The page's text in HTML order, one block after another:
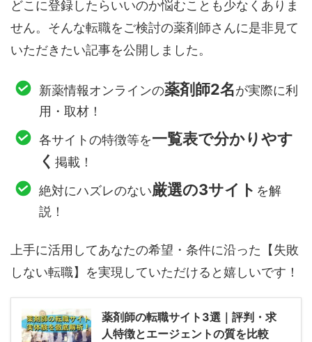
どこに登録したらいいのか悩むことも少なくありま
せん。そんな転職をご検討の薬剤師さんに是非見て
いただきたい記事を公開しました。
新薬情報オンラインの薬剤師2名が実際に利
用・取材！
各サイトの特徴等を一覧表で分かりやす
く 掲載！
絶対にハズレのない厳選の3サイト を解
説！
上手に活用してあなたの希望・条件に沿った【失敗
しない転職】を実現していただけると嬉しいです！
薬剤師の転職サイト3選｜評判・求
人特徴とエージェントの質を比較